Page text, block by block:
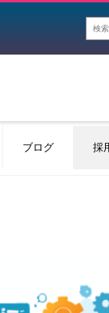
ブログ 採